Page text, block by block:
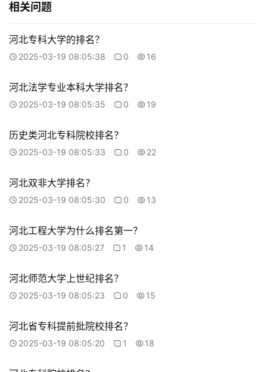
相关问题
河北专科大学的排名？
2025-03-19 08:05:38 0 16
河北法学专业本科大学排名？
2025-03-19 08:05:35 0 19
历史类河北专科院校排名？
2025-03-19 08:05:33 0 22
河北双非大学排名？
2025-03-19 08:05:30 0 13
河北工程大学为什么排名第一？
2025-03-19 08:05:27 1 14
河北师范大学上世纪排名？
2025-03-19 08:05:23 0 15
河北省专科提前批院校排名？
2025-03-19 08:05:20 1 18